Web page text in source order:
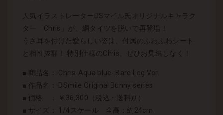
人気イラストレーターDSマイル氏オリジナルキャラク
ター「Chris」が、網タイツを脱いで再登場！
うさ耳を付けた愛らしい姿は、付属のふわふわシート
と相性抜群！ 特別仕様のChris、ぜひお見逃しなく！
■ 商品名： Chris-Aqua blue-:Bare Leg Ver.
■ 作品名： DSmile Original Bunny series
■ 価格 ： ￥36,300（税込・送料別）
■ サイズ： 1/4スケール 全高：約24cm